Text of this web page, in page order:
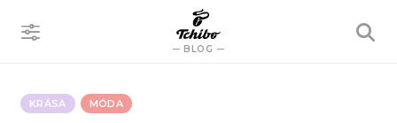
BLOG
VYHLEDÁVÁNÍ
KRÁSA MÓDA